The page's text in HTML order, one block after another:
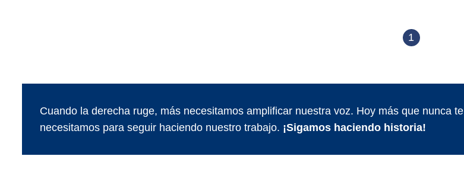
1
Cuando la derecha ruge, más necesitamos amplificar nuestra voz. Hoy más que nunca te
necesitamos para seguir haciendo nuestro trabajo. ¡Sigamos haciendo historia!